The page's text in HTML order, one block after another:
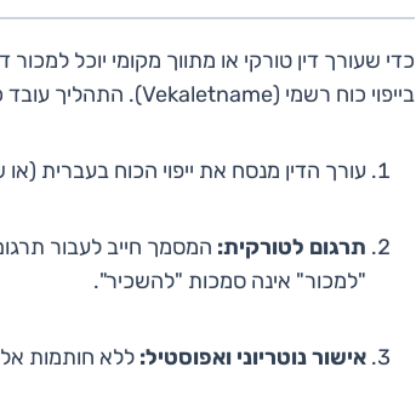
כדי שעורך דין טורקי או מתווך מקומי יוכל
בייפוי כוח רשמי (Vekaletname). התהליך עובד כך:
עורך הדין מנסח את ייפוי הכוח בעברית
תרגום לטורקית: המסמך חייב לעבור
"למכור" אינה סמכות "להשכיר".
אישור נוטריוני ואפוסטיל: ללא חותמות